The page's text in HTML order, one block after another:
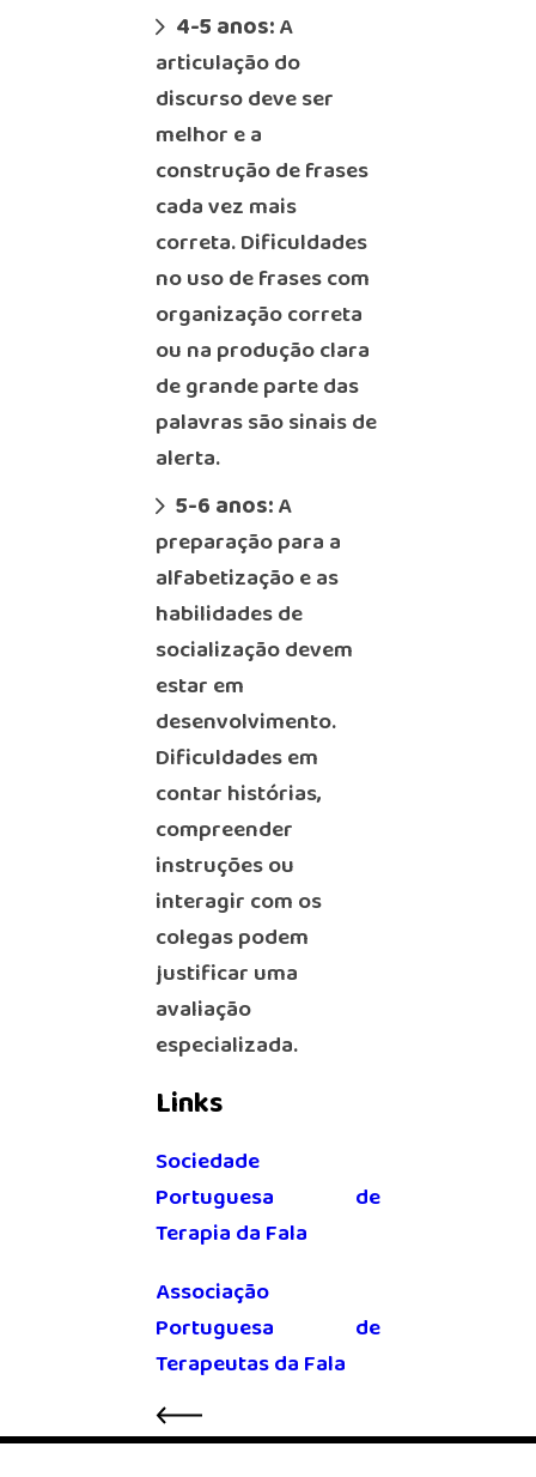
4-5 anos:A
articulação do
discurso deve ser
melhor e a
construção de frases
cada vez mais
correta. Dificuldades
no uso de frases com
organização correta
ou na produção clara
de grande parte das
palavras são sinais de
alerta.
5-6 anos:A
preparação para a
alfabetização e as
habilidades de
socialização devem
estar em
desenvolvimento.
Dificuldades em
contar histórias,
compreender
instruções ou
interagir com os
colegas podem
justificar uma
avaliação
especializada.
Links
Sociedade
Portuguesa de
Terapia da Fala
Associação
Portuguesa de
Terapeutas da Fala